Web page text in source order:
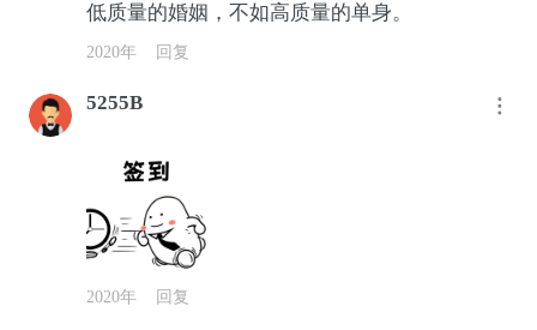
低质量的婚姻，不如高质量的单身。
2020年 回复
5255B
2020年 回复